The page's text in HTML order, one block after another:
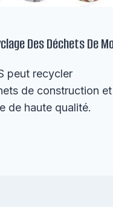
Des Déchets De
peut recycler
de construction
de haute qualité.